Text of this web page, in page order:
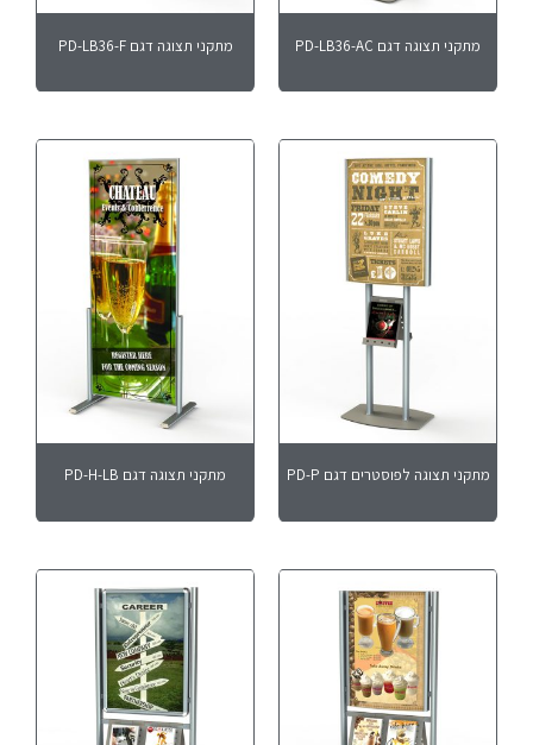
מתקני תצוגה דגם PD-LB36-AC מתקני תצוגה דגם PD-LB36-F
מתקני תצוגה לפוסטרים דגם PD-P מתקני תצוגה דגם PD-H-LB